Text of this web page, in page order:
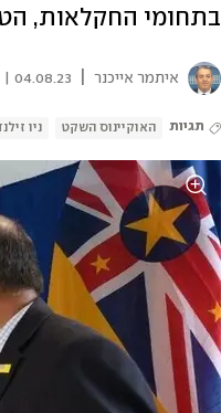
בתחומי החקלאות,
איתמר אייכנר 04.08.23 | 05:40
תגיות האוקיינוס השקט ניו